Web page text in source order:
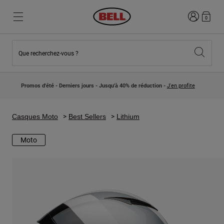
Nouveautés
Casques Motocross Enfant
Explorez Moto
Nouveautés
Lifestyle
Route et Gravel
Connexion
0
Que recherchez-vous ?
Promos d'été - Derniers jours - Jusqu'à 40% de réduction - J'en profite
Casques Moto Best Sellers Lithium
Moto